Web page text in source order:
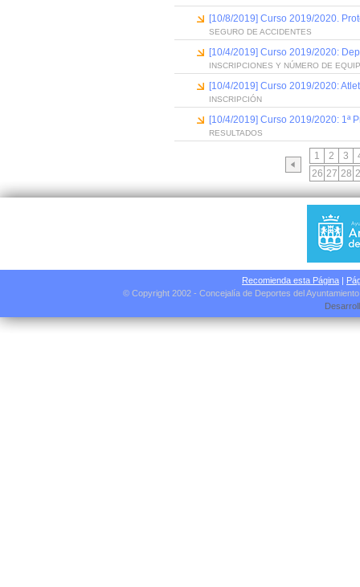
[10/8/2019] Curso 2019/2020.
SEGURO DE ACCIDENTES
[10/4/2019] Curso 2019/2020:
INSCRIPCIONES Y NÚMERO DE
[10/4/2019] Curso 2019/2020:
INSCRIPCIÓN
[10/4/2019] Curso 2019/2020: 1ª
RESULTADOS
1 2 3
26 27 28
Recomienda esta Página |
© Copyright 2002 - Concejalía de Deportes del